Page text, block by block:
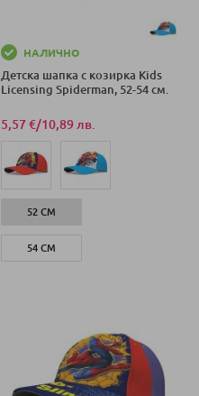
НАЛИЧНО
Детска шапка с козирка Kids
Licensing Spiderman, 52-54 см.
5,57 €/10,89 лв.
52 СМ
54 СМ